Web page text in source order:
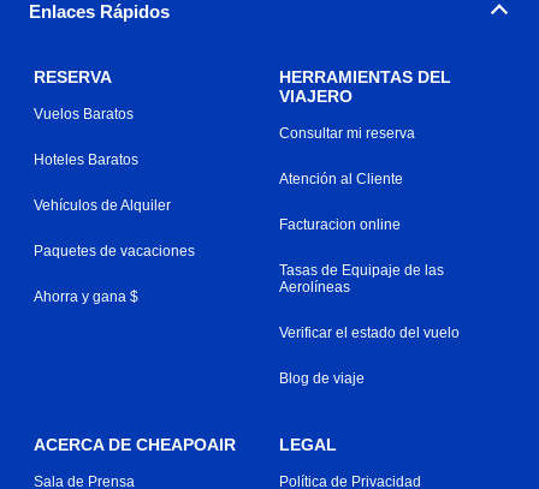
Enlaces Rápidos
RESERVA
Vuelos Baratos
Hoteles Baratos
Vehículos de Alquiler
Paquetes de vacaciones
Ahorra y gana $
HERRAMIENTAS DEL
VIAJERO
Consultar mi reserva
Atención al Cliente
Facturacion online
Tasas de Equipaje de las
Aerolíneas
Verificar el estado del vuelo
Blog de viaje
ACERCA DE CHEAPOAIR
Sala de Prensa
LEGAL
Política de Privacidad